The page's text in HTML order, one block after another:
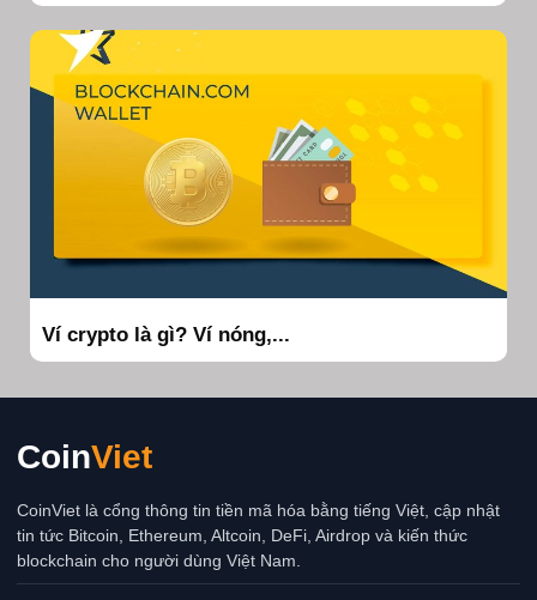
Ví crypto là gì? Ví nóng,...
CoinViet
CoinViet là cổng thông tin tiền mã hóa bằng tiếng Việt, cập nhật
tin tức Bitcoin, Ethereum, Altcoin, DeFi, Airdrop và kiến thức
blockchain cho người dùng Việt Nam.